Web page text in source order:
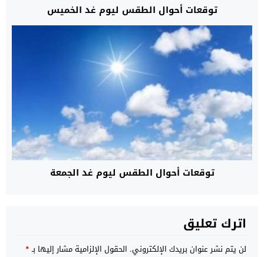
توقعات أحوال الطقس ليوم غد الخميس
توقعات أحوال الطقس ليوم غد الجمعة
اترك تعليق
لن يتم نشر عنوان بريدك الإلكتروني. الحقول الإلزامية مشار إليها بـ*